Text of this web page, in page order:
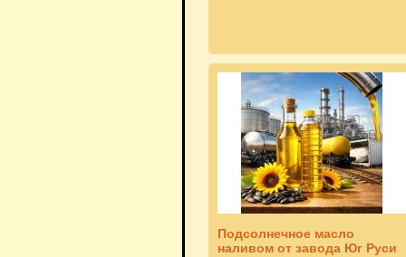
Подсолнечное масло
наливом от завода Юг Руси